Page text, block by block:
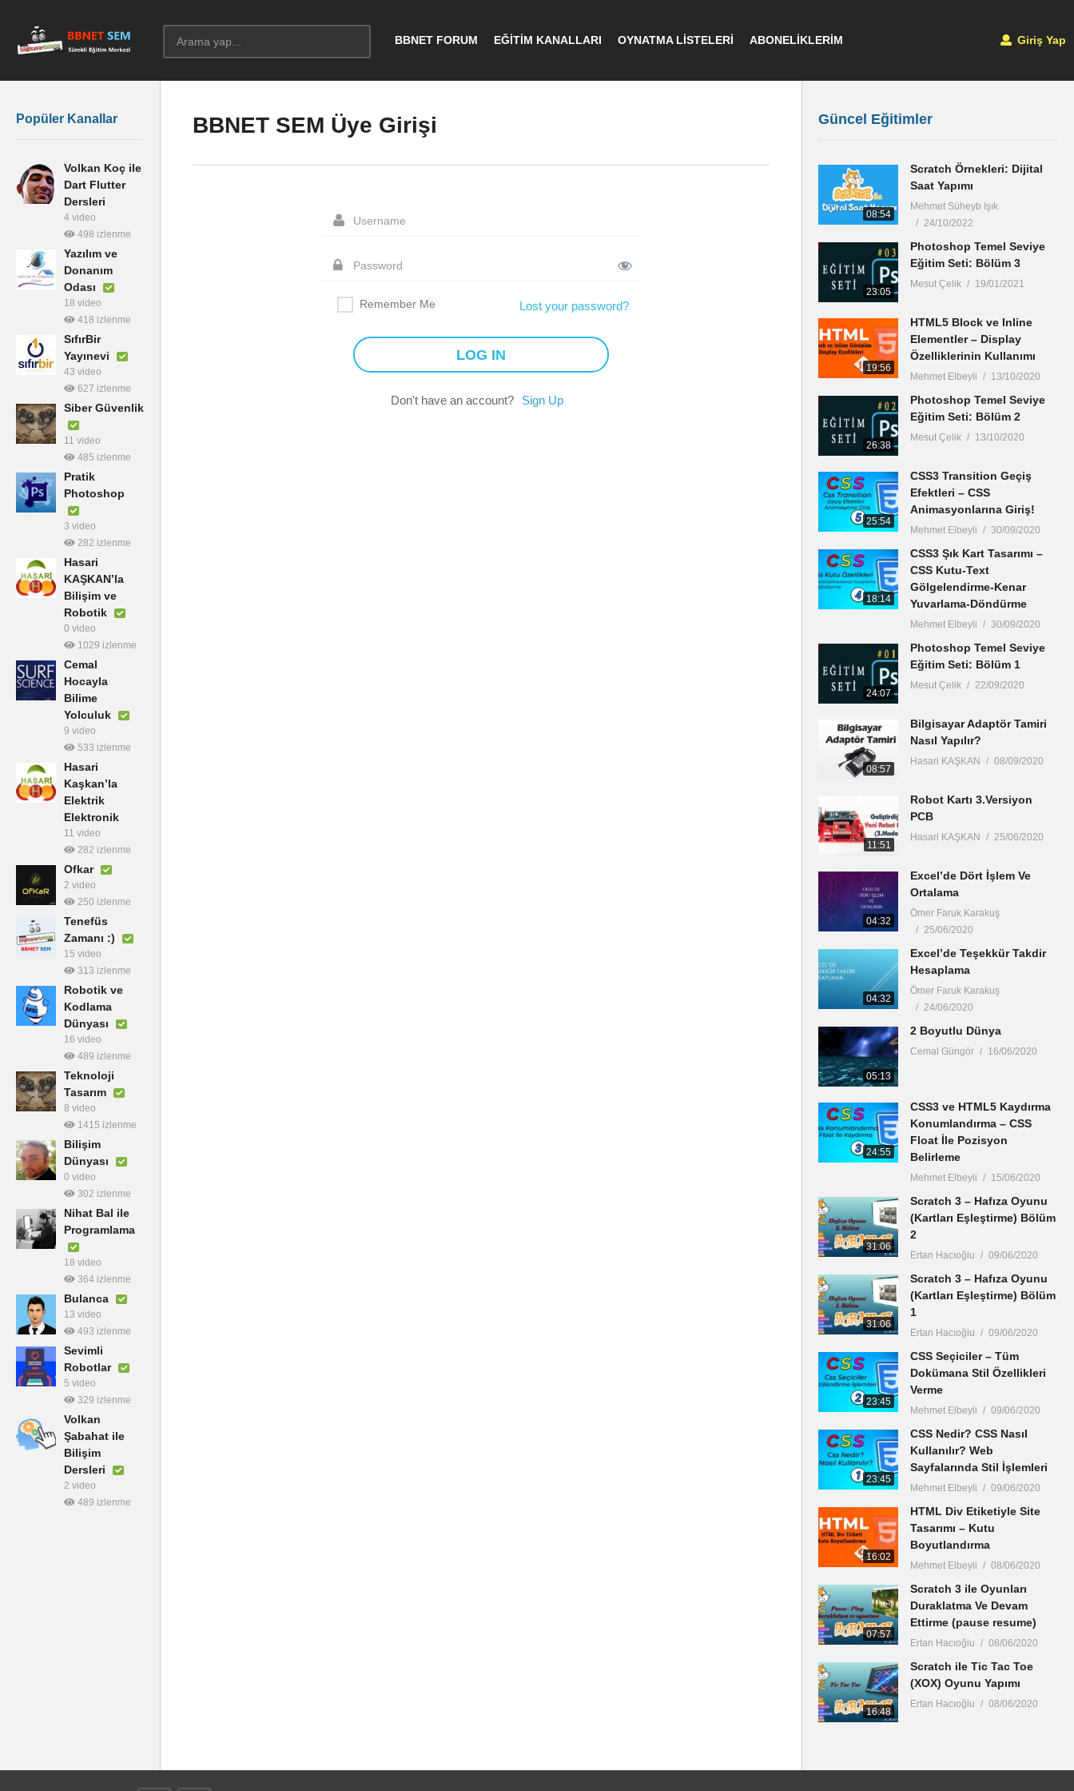
Giriş Yap
BBNET FORUM EĞİTİM KANALLARI OYNATMA LİSTELERİ ABONELİKLERİM
Popüler Kanallar
Volkan Koç ile
Dart Flutter
Dersleri
4 video
498 izlenme
Yazılım ve
Donanım
Odası
18 video
418 izlenme
SıfırBir
Yayınevi
43 video
627 izlenme
Siber Güvenlik
11 video
485 izlenme
Pratik
Photoshop
3 video
282 izlenme
Hasari
KAŞKAN’la
Bilişim ve
Robotik
0 video
1029 izlenme
Cemal
Hocayla
Bilime
Yolculuk
9 video
533 izlenme
Hasari
Kaşkan’la
Elektrik
Elektronik
11 video
282 izlenme
Ofkar
2 video
250 izlenme
Tenefüs
Zamanı :)
15 video
313 izlenme
Robotik ve
Kodlama
Dünyası
16 video
489 izlenme
Teknoloji
Tasarım
8 video
1415 izlenme
Bilişim
Dünyası
0 video
302 izlenme
Nihat Bal ile
Programlama
18 video
364 izlenme
Bulanca
13 video
493 izlenme
Sevimli
Robotlar
5 video
329 izlenme
Volkan
Şabahat ile
Bilişim
Dersleri
2 video
489 izlenme
BBNET SEM Üye Girişi
Remember Me Lost your password?
Don't have an account? Sign Up
Güncel Eğitimler
08:54
Scratch Örnekleri: Dijital
Saat Yapımı
Mehmet Süheyb Işık
24/10/2022
23:05
Photoshop Temel Seviye
Eğitim Seti: Bölüm 3
Mesut Çelik 19/01/2021
19:56
HTML5 Block ve Inline
Elementler – Display
Özelliklerinin Kullanımı
Mehmet Elbeyli 13/10/2020
26:38
Photoshop Temel Seviye
Eğitim Seti: Bölüm 2
Mesut Çelik 13/10/2020
25:54
CSS3 Transition Geçiş
Efektleri – CSS
Animasyonlarına Giriş!
Mehmet Elbeyli 30/09/2020
18:14
CSS3 Şık Kart Tasarımı –
CSS Kutu-Text
Gölgelendirme-Kenar
Yuvarlama-Döndürme
Mehmet Elbeyli 30/09/2020
24:07
Photoshop Temel Seviye
Eğitim Seti: Bölüm 1
Mesut Çelik 22/09/2020
08:57
Bilgisayar Adaptör Tamiri
Nasıl Yapılır?
Hasari KAŞKAN 08/09/2020
11:51
Robot Kartı 3.Versiyon
PCB
Hasari KAŞKAN 25/06/2020
04:32
Excel’de Dört İşlem Ve
Ortalama
Ömer Faruk Karakuş
25/06/2020
04:32
Excel’de Teşekkür Takdir
Hesaplama
Ömer Faruk Karakuş
24/06/2020
05:13
2 Boyutlu Dünya
Cemal Güngör 16/06/2020
24:55
CSS3 ve HTML5 Kaydırma
Konumlandırma – CSS
Float İle Pozisyon
Belirleme
Mehmet Elbeyli 15/06/2020
31:06
Scratch 3 – Hafıza Oyunu
(Kartları Eşleştirme) Bölüm
2
Ertan Hacıoğlu 09/06/2020
31:06
Scratch 3 – Hafıza Oyunu
(Kartları Eşleştirme) Bölüm
1
Ertan Hacıoğlu 09/06/2020
23:45
CSS Seçiciler – Tüm
Dokümana Stil Özellikleri
Verme
Mehmet Elbeyli 09/06/2020
23:45
CSS Nedir? CSS Nasıl
Kullanılır? Web
Sayfalarında Stil İşlemleri
Mehmet Elbeyli 09/06/2020
16:02
HTML Div Etiketiyle Site
Tasarımı – Kutu
Boyutlandırma
Mehmet Elbeyli 08/06/2020
07:57
Scratch 3 ile Oyunları
Duraklatma Ve Devam
Ettirme (pause resume)
Ertan Hacıoğlu 08/06/2020
16:48
Scratch ile Tic Tac Toe
(XOX) Oyunu Yapımı
Ertan Hacıoğlu 08/06/2020